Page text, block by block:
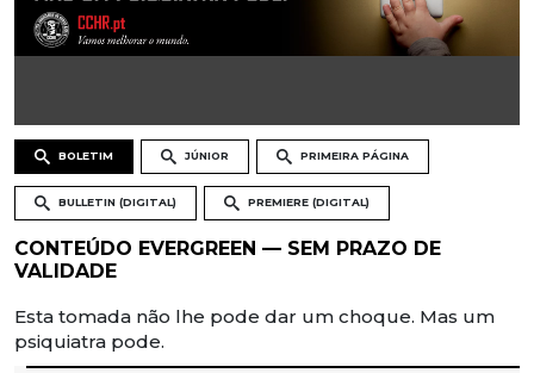
BOLETIM JÚNIOR PRIMEIRA PÁGINA
BULLETIN (DIGITAL) PREMIERE (DIGITAL)
CONTEÚDO EVERGREEN — SEM PRAZO DE
VALIDADE
Esta tomada não lhe pode dar um choque. Mas um
psiquiatra pode.